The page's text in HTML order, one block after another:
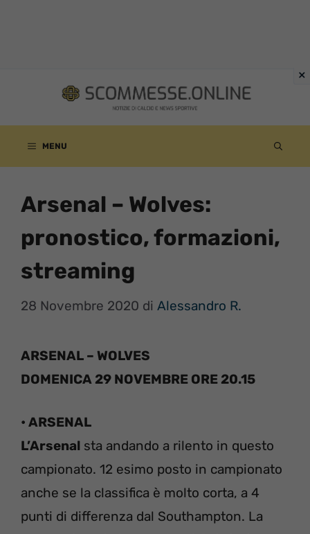
contenuto
MENU
Arsenal – Wolves:
pronostico, formazioni,
streaming
28 Novembre 2020 di Alessandro R.
ARSENAL – WOLVES
DOMENICA 29 NOVEMBRE ORE 20.15
• ARSENAL
L’Arsenal sta andando a rilento in questo
campionato. 12 esimo posto in campionato
anche se la classifica è molto corta, a 4
punti di differenza dal Southampton. La